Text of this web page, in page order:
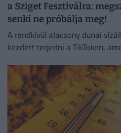
a Sziget Fesztiválra:
senki ne próbálja meg!
A rendkívül alacsony dunai
kezdett terjedni a TikTokon,